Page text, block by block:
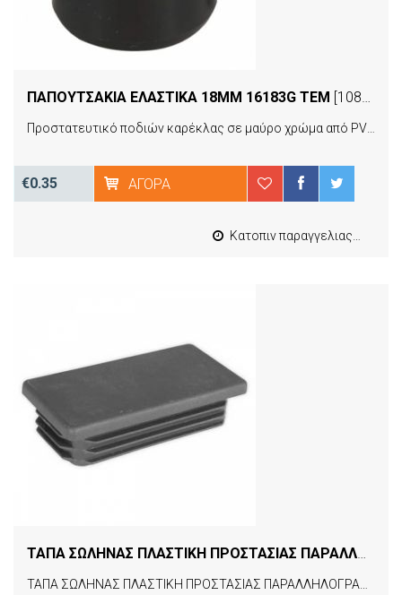
ΠΑΠΟΥΤΣΑΚΙΑ ΕΛΑΣΤΙΚΑ 18MM 16183G ΤΕΜ [10896]
€0.35 ΑΓΟΡΆ
Κατοπιν παραγγελιας από 4 έως 10 εργασιμες